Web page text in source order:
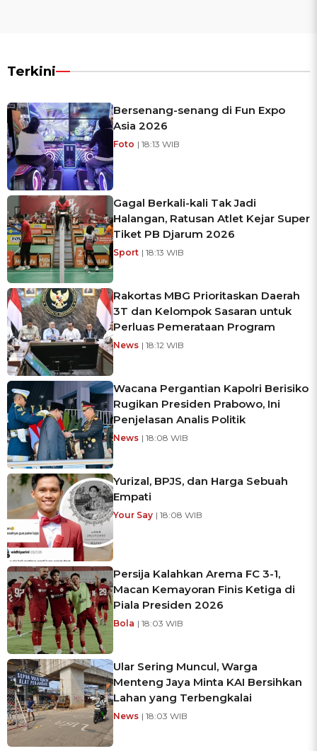
Terkini
Bersenang-senang di Fun Expo
Asia 2026
Foto | 18:13 WIB
Gagal Berkali-kali Tak Jadi
Halangan, Ratusan Atlet Kejar Super
Tiket PB Djarum 2026
Sport | 18:13 WIB
Rakortas MBG Prioritaskan Daerah
3T dan Kelompok Sasaran untuk
Perluas Pemerataan Program
News | 18:12 WIB
Wacana Pergantian Kapolri Berisiko
Rugikan Presiden Prabowo, Ini
Penjelasan Analis Politik
News | 18:08 WIB
Yurizal, BPJS, dan Harga Sebuah
Empati
Your Say | 18:08 WIB
Persija Kalahkan Arema FC 3-1,
Macan Kemayoran Finis Ketiga di
Piala Presiden 2026
Bola | 18:03 WIB
Ular Sering Muncul, Warga
Menteng Jaya Minta KAI Bersihkan
Lahan yang Terbengkalai
News | 18:03 WIB